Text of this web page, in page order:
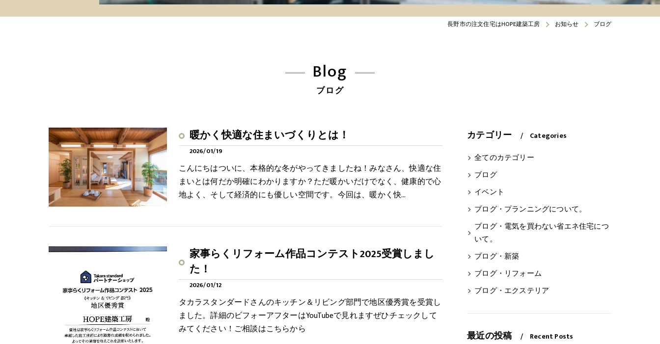
長野市の注文住宅はHOPE建築工房 お知らせ ブログ
Blog
ブログ
暖かく快適な住まいづくりとは！
2026/01/19
こんにちはついに、本格的な冬がやってきましたね！みなさん、快適な住
まいとは何だか明確にわかりますか？ただ暖かいだけでなく、健康的で心
地よく、そして経済的にも優しい空間です。今回は、暖かく快…
家事らくリフォーム作品コンテスト2025受賞しまし
た！
2026/01/12
タカラスタンダードさんのキッチン＆リビング部門で地区優秀賞を受賞し
ました。詳細のビフォーアフターはYouTubeで見れますぜひチェックして
みてください！ご相談はこちらから
カテゴリー Categories
全てのカテゴリー
ブログ
イベント
ブログ・プランニングについて。
ブログ・電気を買わない省エネ住宅につ
いて。
ブログ・新築
ブログ・リフォーム
ブログ・エクステリア
最近の投稿 Recent Posts